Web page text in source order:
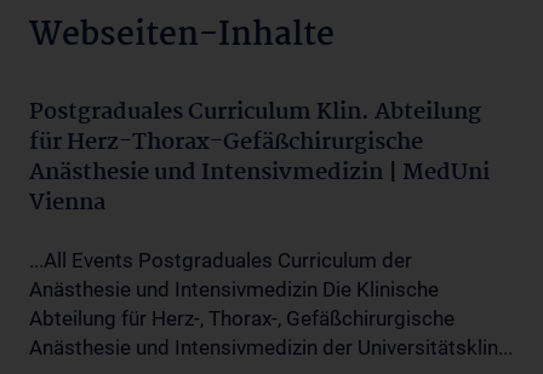
Webseiten-Inhalte
Postgraduales Curriculum Klin. Abteilung
für Herz-Thorax-Gefäßchirurgische
Anästhesie und Intensivmedizin | MedUni
Vienna
...All Events Postgraduales Curriculum der
Anästhesie und Intensivmedizin Die Klinische
Abteilung für Herz-, Thorax-, Gefäßchirurgische
Anästhesie und Intensivmedizin der Universitätsklin...